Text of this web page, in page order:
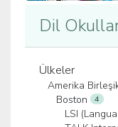
Dil
Ülkeler
Amerika
Boston
4
LSI